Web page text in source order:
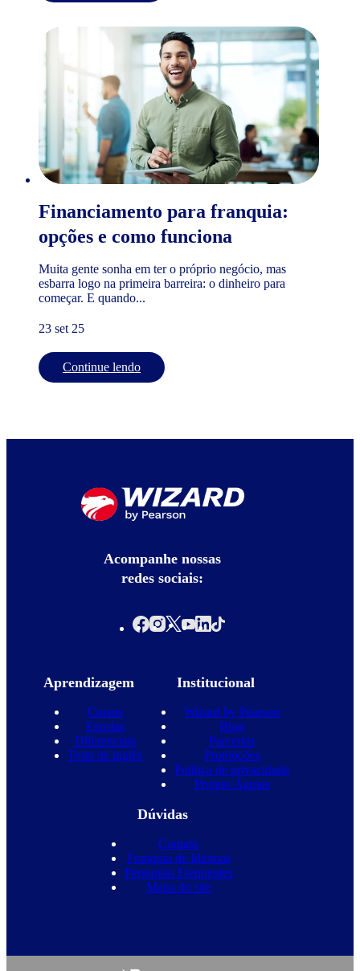
Financiamento para franquia:
opções e como funciona
Muita gente sonha em ter o próprio negócio, mas
esbarra logo na primeira barreira: o dinheiro para
começar. E quando...
23 set 25
Continue lendo
Acompanhe nossas
redes sociais:
Aprendizagem
Cursos
Escolas
Diferenciais
Teste de inglês
Institucional
Wizard by Pearson
Blog
Parcerias
Promoções
Política de privacidade
Projeto Águias
Dúvidas
Contato
Franquia de Idiomas
Perguntas Frequentes
Mapa do site